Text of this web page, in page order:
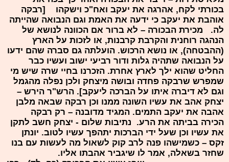
בכורתי לקח, אהרגה את יעקב ואח"כ וישקהו [רבקה
אוהבת את יעקב כי ידעה את האמת וגם הנבואה שהייתה
לה. מכירת הבכורה – לא ברור אם הכוונה לנושא של
הנהגה רוחנית והקרבת קרבנות, או לזכות על הארץ
(ההבטחה), או נושא הרכוש. הועלתה גם סברה שהם ידעו
על הנבואה שתהיה גלות ודור רביעי ישוב ועשיו כבר
החליט שהוא ילך לארץ אחרת. הזכרנו בחיי שרה שיש מי
שמפרש שרבקה פחדה ובושה מיצחק ולכן נפלה מהגמל
וגם לא דיברה איתו על הברכה ליעקב]. הרש"ר הירש –
יצחק אהב את עשיו השונה ממנו וכן רבקה שבאה מלבן
אהבה את יעקב התמים. המגיד מדובנה – רק רבקה
הכירה בביתה את הרע. נתיבות שלום - יצחק חשב לתקן
את עשיו וכן שעל ידי הברכות יתהפך עשיו לטוב. יונתן
זקס – כשמישהו פנה לרב קוק לשאול מה לעשות עם בנו
שחזר בשאלה, אמר לו שיגביר אהבתו אליו.